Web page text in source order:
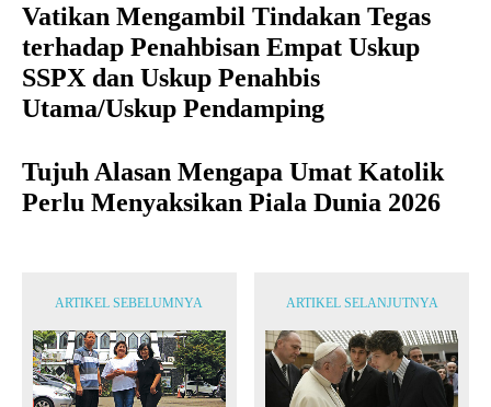
Vatikan Mengambil Tindakan Tegas
terhadap Penahbisan Empat Uskup
SSPX dan Uskup Penahbis
Utama/Uskup Pendamping
Tujuh Alasan Mengapa Umat Katolik
Perlu Menyaksikan Piala Dunia 2026
ARTIKEL SEBELUMNYA ARTIKEL SELANJUTNYA